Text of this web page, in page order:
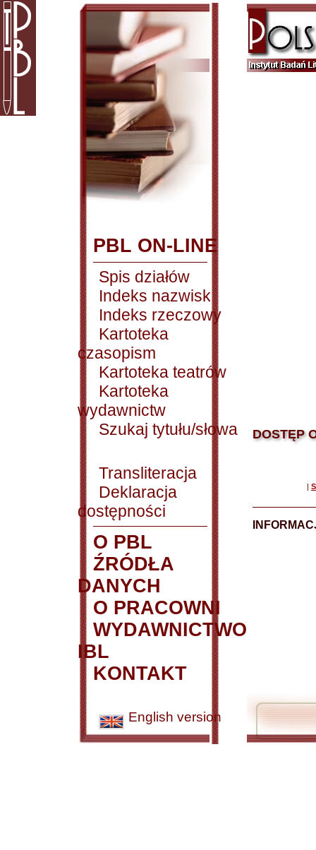
PBL ON-LINE
Spis działów
Indeks nazwisk
Indeks rzeczowy
Kartoteka
czasopism
Kartoteka teatrów
Kartoteka
wydawnictw
Szukaj tytułu/słowa
Transliteracja
Deklaracja
dostępności
O PBL
ŹRÓDŁA
DANYCH
O PRACOWNI
WYDAWNICTWO
IBL
KONTAKT
English version
DOSTĘP
|